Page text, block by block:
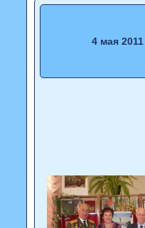
4 мая 2011